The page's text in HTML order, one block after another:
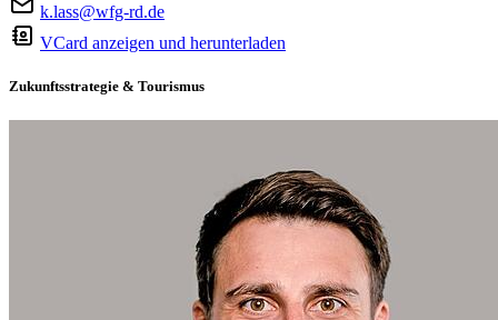
k.lass@wfg-rd.de
VCard anzeigen und herunterladen
Zukunftsstrategie & Tourismus